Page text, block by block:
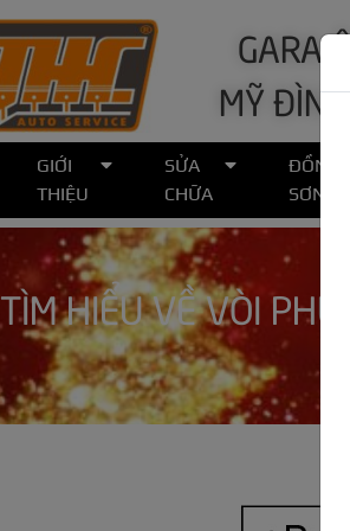
GARA
MỸ
GIỚI
THIỆU
SỬA
CHỮA
ĐỒNG
SƠN
TÌM HIỂU VỀ VÒI